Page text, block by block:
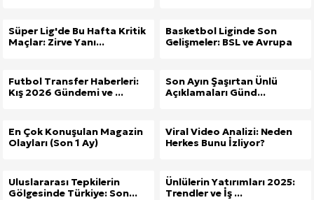
Süper Lig'de Bu Hafta Kritik
Maçlar: Zirve Yanı...
Basketbol Liginde Son
Gelişmeler: BSL ve Avrupa
Futbol Transfer Haberleri:
Kış 2026 Gündemi ve ...
Son Ayın Şaşırtan Ünlü
Açıklamaları Günd...
En Çok Konuşulan Magazin
Olayları (Son 1 Ay)
Viral Video Analizi: Neden
Herkes Bunu İzliyor?
Uluslararası Tepkilerin
Gölgesinde Türkiye: Son...
Ünlülerin Yatırımları 2025:
Trendler ve İş ...